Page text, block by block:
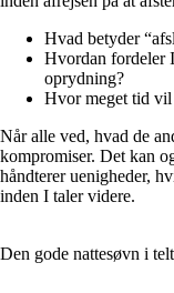
Hvad betyder
Hvordan fordeler
oprydning?
Hvor meget tid vil
Når alle ved, hvad de
kompromiser. Det kan
håndterer uenigheder,
inden I taler videre.
Den gode nattesøvn i